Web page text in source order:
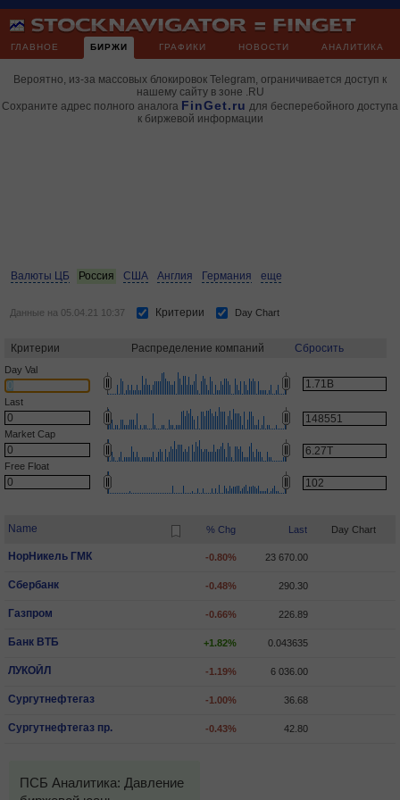
ГЛАВНОЕ БИРЖИ ГРАФИКИ НОВОСТИ АНАЛИТИКА
Вероятно, из-за массовых блокировок Telegram, ограничивается доступ к
нашему сайту в зоне .RU
Сохраните адрес полного аналога FinGet.ru для бесперебойного доступа
к биржевой информации
Валюты ЦБ Россия США Англия Германия еще
Данные на 05.04.21 10:37 Критерии Day Chart
Критерии Распределение компаний Сбросить
Day Val
Last
Market Cap
Free Float
Name % Chg Last Day Chart
НорНикель ГМК -0.80% 23 670.00
Сбербанк -0.48% 290.30
Газпром -0.66% 226.89
Банк ВТБ +1.82% 0.043635
ЛУКОЙЛ -1.19% 6 036.00
Сургутнефтегаз -1.00% 36.68
Сургутнефтегаз пр. -0.43% 42.80
ПСБ Аналитика: Давление